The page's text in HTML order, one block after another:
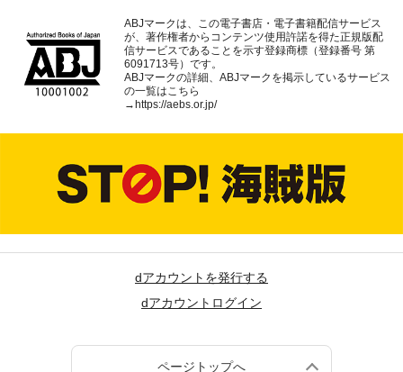
ABJマークは、この電子書店・電子書籍配信サービス
が、著作権者からコンテンツ使用許諾を得た正規版配
信サービスであることを示す登録商標（登録番号 第
6091713号）です。
ABJマークの詳細、ABJマークを掲示しているサービス
の一覧はこちら
→ https://aebs.or.jp/
dアカウントを発行する
dアカウントログイン
ページトップへ